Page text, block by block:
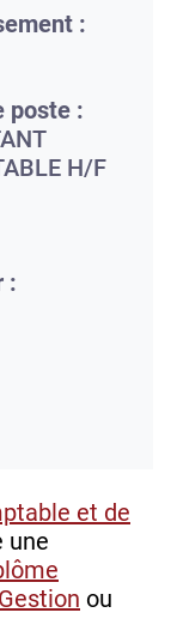
:
poste :
H/F
:
et de
une
ou